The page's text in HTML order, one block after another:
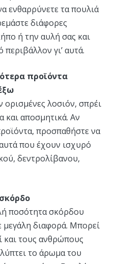
ενθαρρύνετε τα πουλιά
διάφορες
ή την αυλή σας και
γι’ αυτά.
προϊόντα
λοσιόν, σπρέι
αποσμητικά. Αν
προσπαθήστε να
που έχουν ισχυρό
δεντρολίβανου,
ποσότητα σκόρδου
μεγάλη διαφορά. Μπορεί
και τους ανθρώπους
το άρωμα του